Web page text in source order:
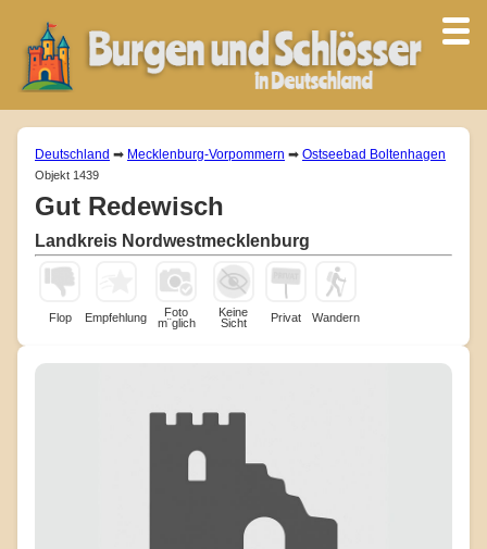
Deutschland ➡ Mecklenburg-Vorpommern ➡ Ostseebad Boltenhagen
Objekt 1439
Gut Redewisch
Landkreis Nordwestmecklenburg
Flop Empfehlung
Foto
m¨glich
Keine
Sicht
Privat Wandern